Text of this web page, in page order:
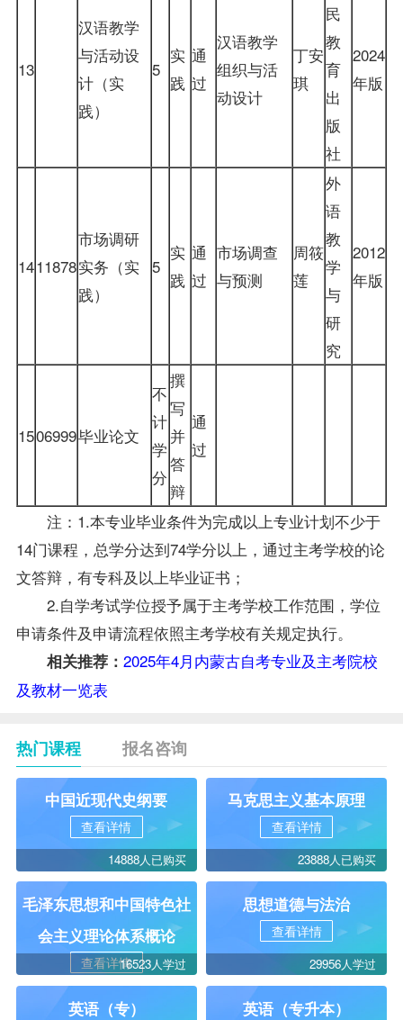
13
汉语教学
与活动设
计（实
践）
5
实
践
通
过
汉语教学
组织与活
动设计
丁安
琪
民
教
育
出
版
社
2024
年版
1411878
市场调研
实务（实
践）
5
实
践
通
过
市场调查
与预测
周筱
莲
外
语
教
学
与
研
究
2012
年版
1506999毕业论文
不
计
学
分
撰
写
并
答
辩
通
过
注：1.本专业毕业条件为完成以上专业计划不少于
14门课程，总学分达到74学分以上，通过主考学校的论
文答辩，有专科及以上毕业证书；
2.自学考试学位授予属于主考学校工作范围，学位
申请条件及申请流程依照主考学校有关规定执行。
相关推荐： 2025年4月内蒙古自考专业及主考院校
及教材一览表
热门课程 报名咨询
中国近现代史纲要
查看详情
14888人已购买
马克思主义基本原理
查看详情
23888人已购买
毛泽东思想和中国特色社
会主义理论体系概论
查看详情16523人学过
思想道德与法治
查看详情
29956人学过
英语（专） 英语（专升本）